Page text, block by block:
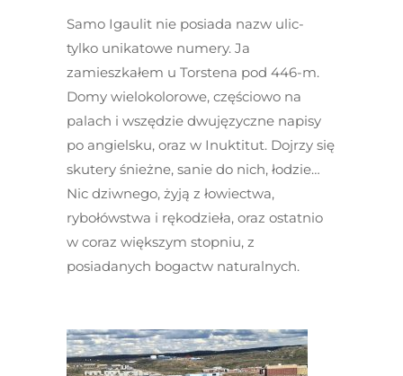
Samo Igaulit nie posiada nazw ulic-
tylko unikatowe numery. Ja
zamieszkałem u Torstena pod 446-m.
Domy wielokolorowe, częściowo na
palach i wszędzie dwujęzyczne napisy
po angielsku, oraz w Inuktitut. Dojrzy się
skutery śnieżne, sanie do nich, łodzie…
Nic dziwnego, żyją z łowiectwa,
rybołówstwa i rękodzieła, oraz ostatnio
w coraz większym stopniu, z
posiadanych bogactw naturalnych.